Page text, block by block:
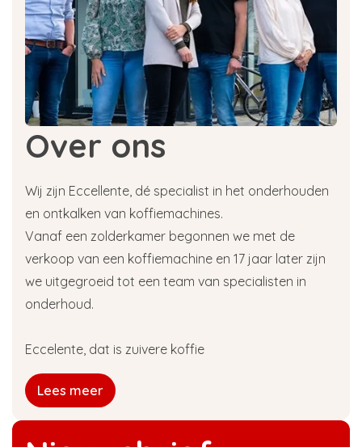
Over ons
Wij zijn Eccellente, dé specialist in het onderhouden
en ontkalken van koffiemachines.
Vanaf een zolderkamer begonnen we met de
verkoop van een koffiemachine en 17 jaar later zijn
we uitgegroeid tot een team van specialisten in
onderhoud.
Eccelente, dat is zuivere koffie
Lees meer